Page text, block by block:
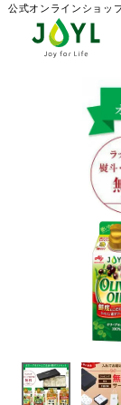
公式オンラインショッ